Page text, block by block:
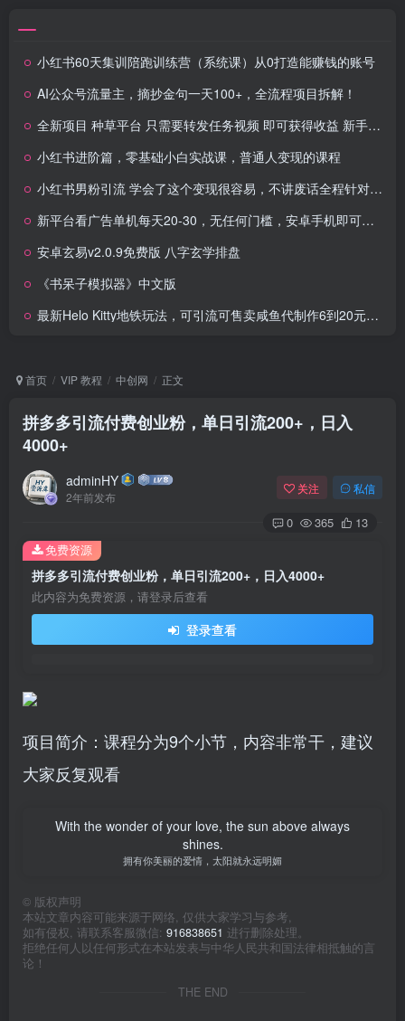
小红书60天集训陪跑训练营（系统课）从0打造能赚钱的账号
AI公众号流量主，摘抄金句一天100+，全流程项目拆解！
全新项目 种草平台 只需要转发任务视频 即可获得收益 新手小白每天300+
小红书进阶篇，零基础小白实战课，普通人变现的课程
小红书男粉引流 学会了这个变现很容易，不讲废话全程针对男人的打法 全程干货
新平台看广告单机每天20-30，无任何门槛，安卓手机即可，小白也能轻松上手
安卓玄易v2.0.9免费版 八字玄学排盘
《书呆子模拟器》中文版
最新Helo Kitty地铁玩法，可引流可售卖咸鱼代制作6到20元不等
首页 VIP 教程 中创网 正文
拼多多引流付费创业粉，单日引流200+，日入
4000+
adminHY
2年前发布
关注 私信
0 365 13
拼多多引流付费创业粉，单日引流200+，日入4000+
此内容为免费资源，请登录后查看
登录查看
免费资源
项目简介：课程分为9个小节，内容非常干，建议
大家反复观看
With the wonder of your love, the sun above always
shines.
拥有你美丽的爱情，太阳就永远明媚
© 版权声明
本站文章内容可能来源于网络, 仅供大家学习与参考,
如有侵权, 请联系客服微信: 916838651 进行删除处理。
拒绝任何人以任何形式在本站发表与中华人民共和国法律相抵触的言
论！
THE END